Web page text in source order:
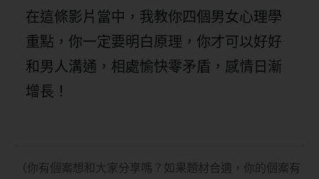
在這條影片當中，我教你四個男女心理學
重點，你一定要明白原理，你才可以好好
和男人溝通，相處愉快零矛盾，感情日漸
增長！
（你有個案想和大家分享嗎？如果題材合適，你的個案有